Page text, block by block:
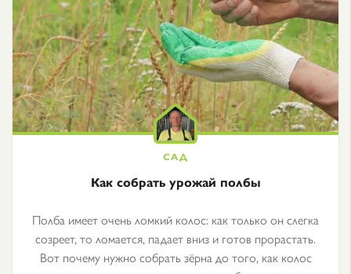
Как собрать урожай полбы
Полба имеет очень ломкий колос: как только он слегка
созреет, то ломается, падает вниз и готов прорастать.
Вот почему нужно собрать зёрна до того, как колос